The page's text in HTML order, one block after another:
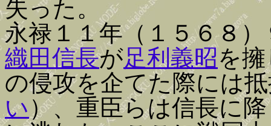
失った。
永禄１１年（１５６８
織田信長が足利義昭を
の侵攻を企てた際には
い ）、重臣らは信長に